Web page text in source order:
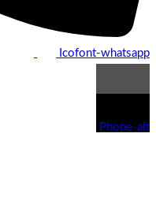
Icofont-whatsapp
Phone-alt